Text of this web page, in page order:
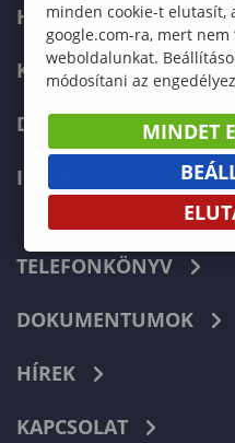
HALLGATÓKNAK
KÉPZÉSEK
DOKTORI ISKOLA
INTERNATIONAL
TELEFONKÖNYV
DOKUMENTUMOK
HÍREK
KAPCSOLAT
minden cookie-t elutasít,
google.com-ra, mert
weboldalunkat.
módosítani az
MINDET